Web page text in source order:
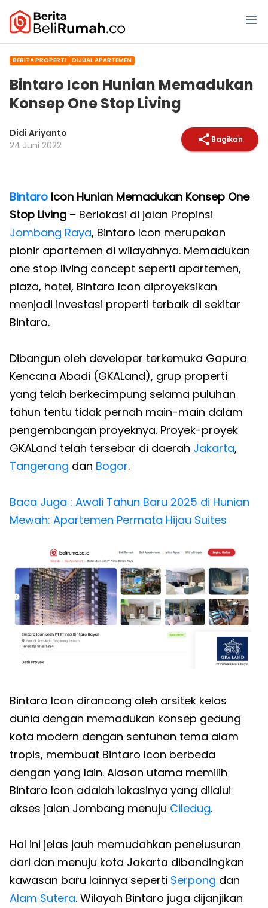
BERITA PROPERTI DIJUAL APARTEMEN
Bintaro Icon Hunian Memadukan
Konsep One Stop Living
Didi Ariyanto
24 Juni 2022
Bagikan
Bintaro Icon Hunian Memadukan Konsep One
Stop Living – Berlokasi di jalan Propinsi
Jombang Raya, Bintaro Icon merupakan
pionir apartemen di wilayahnya. Memadukan
one stop living concept seperti apartemen,
plaza, hotel, Bintaro Icon diproyeksikan
menjadi investasi properti terbaik di sekitar
Bintaro.
Dibangun oleh developer terkemuka Gapura
Kencana Abadi (GKALand), grup properti
yang telah berkecimpung selama puluhan
tahun tentu tidak pernah main-main dalam
pengembangan proyeknya. Proyek-proyek
GKALand telah tersebar di daerah Jakarta,
Tangerang dan Bogor.
Baca Juga : Awali Tahun Baru 2025 di Hunian
Mewah: Apartemen Permata Hijau Suites
Bintaro Icon dirancang oleh arsitek kelas
dunia dengan memadukan konsep gedung
kota modern dengan sentuhan tema alam
tropis, membuat Bintaro Icon berbeda
dengan yang lain. Alasan utama memilih
Bintaro Icon adalah lokasinya yang dilalui
akses jalan Jombang menuju Ciledug.
Hal ini jelas jauh memudahkan penelusuran
dari dan menuju kota Jakarta dibandingkan
kawasan baru lainnya seperti Serpong dan
Alam Sutera. Wilayah Bintaro juga dijanjikan